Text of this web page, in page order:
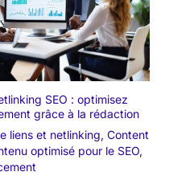
SEO : optimisez
grâce à la rédaction
liens et netlinking, Content
optimisé pour le SEO,